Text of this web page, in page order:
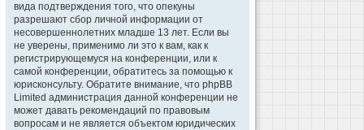
вида подтверждения того, что опекуны
разрешают сбор личной информации от
несовершеннолетних младше 13 лет. Если вы
не уверены, применимо ли это к вам, как к
регистрирующемуся на конференции, или к
самой конференции, обратитесь за помощью к
юрисконсульту. Обратите внимание, что phpBB
Limited администрация данной конференции не
может давать рекомендаций по правовым
вопросам и не является объектом юридических